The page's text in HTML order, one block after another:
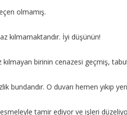
olmamış.
kılmamaktandır. İyi düşünün!
kılmayan birinin cenazesi geçmiş,
bundandır. O duvarı hemen yıkıp
tamir ediyor ve işleri